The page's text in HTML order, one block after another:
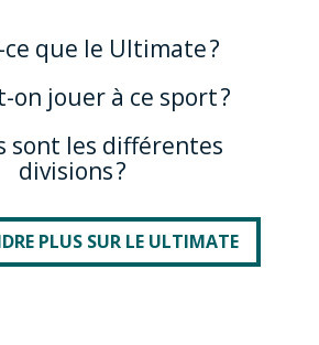
ce que le Ultimate ?
on jouer à ce sport ?
sont les différentes
divisions ?
PLUS SUR LE ULTIMATE